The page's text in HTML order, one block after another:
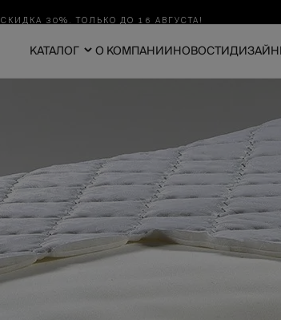
СКИДКА 30%. ТОЛЬКО ДО 16 АВГУСТА!
КАТАЛОГ О КОМПАНИИНОВОСТИ